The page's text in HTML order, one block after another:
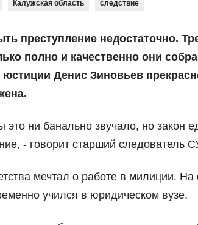
Калужская область следствие
преступление недостаточно.
полно и качественно они
Денис Зиновьев
это ни банально звучало, но закон
- говорит старший следователь
мечтал о работе в милиции.
учился в юридическом вузе.